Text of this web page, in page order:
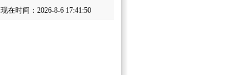
现在时间：2026-8-6 17:41:50